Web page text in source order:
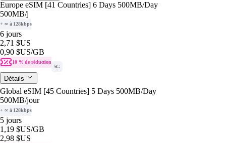
Europe eSIM [41 Countries] 6 Days 500MB/Day
500MB/j
+ ∞ à 128kbps
6 jours
2,71 $US
0,90 $US/GB
10 % de réduction
5G
Détails
Global eSIM [45 Countries] 5 Days 500MB/Day
500MB/jour
+ ∞ à 128kbps
5 jours
1,19 $US/GB
2,98 $US